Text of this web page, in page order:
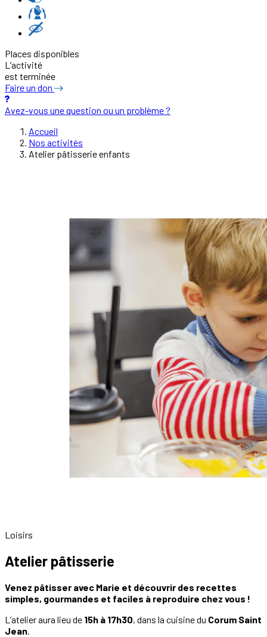
Places disponibles
L’activité
est terminée
Faire un don
Avez-vous une question ou un problème ?
Accueil
Nos activités
Atelier pâtisserie enfants
Loisirs
Atelier pâtisserie
Venez pâtisser avec Marie et découvrir des recettes
simples, gourmandes et faciles à reproduire chez vous !
L’atelier aura lieu de 15h à 17h30, dans la cuisine du Corum Saint
Jean